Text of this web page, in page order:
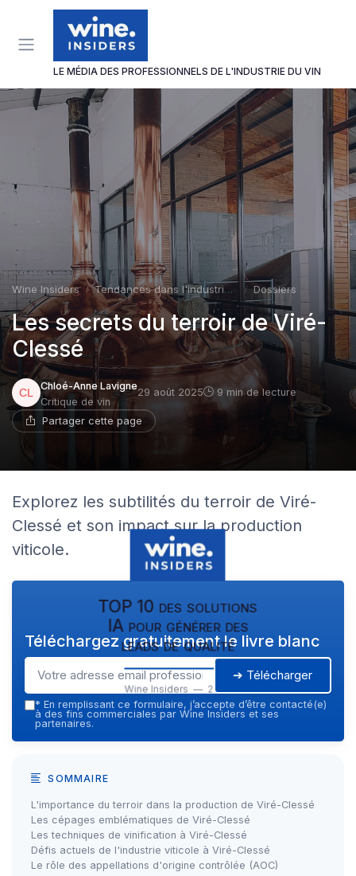
LE MÉDIA DES PROFESSIONNELS DE L'INDUSTRIE DU VIN
Wine Insiders Tendances dans l'industrie du vin Dossiers
Les secrets du terroir de Viré-
Clessé
Chloé-Anne Lavigne
Critique de vin
29 août 2025 9 min de lecture
Partager cette page
Explorez les subtilités du terroir de Viré-
Clessé et son impact sur la production
viticole.
TOP 10 des solutions
IA pour générer des
leads de qualité
Wine Insiders — 2026
Téléchargez gratuitement le livre blanc
➔ Télécharger
* En remplissant ce formulaire, j’accepte d’être contacté(e)
à des fins commerciales par Wine Insiders et ses
partenaires.
SOMMAIRE
L'importance du terroir dans la production de Viré-Clessé
Les cépages emblématiques de Viré-Clessé
Les techniques de vinification à Viré-Clessé
Défis actuels de l'industrie viticole à Viré-Clessé
Le rôle des appellations d'origine contrôlée (AOC)
Panneau de gestion des cookies